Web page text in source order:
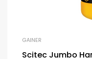
GAINER
Scitec Jumbo